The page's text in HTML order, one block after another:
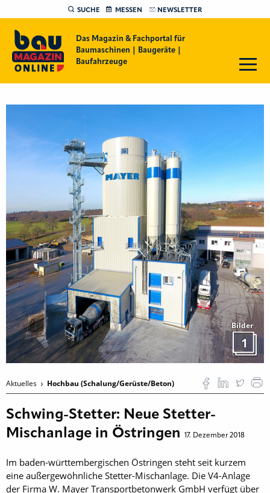
SUCHE MESSEN NEWSLETTER
Das Magazin & Fachportal für
Baumaschinen | Baugeräte |
Baufahrzeuge
Bilder
1
Aktuelles Hochbau (Schalung/Gerüste/Beton)
Schwing-Stetter: Neue Stetter-
Mischanlage in Östringen
17. Dezember 2018
Im baden-württembergischen Östringen steht seit kurzem
eine außergewöhnliche Stetter-Mischanlage. Die V4-Anlage
der Firma W. Mayer Transportbetonwerk GmbH verfügt über